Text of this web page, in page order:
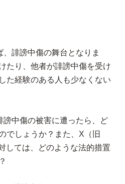
誹謗中傷の舞台となりま
たり、他者が誹謗中傷を受け
た経験のある人も少なくない
謗中傷の被害に遭ったら、ど
でしょうか？また、X（旧
しては、どのような法的措置